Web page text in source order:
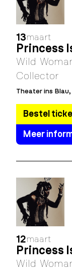
13maart
Princess
Wild
Collector
Theater ins
Bestel
Meer
12maart
Princess
Wild